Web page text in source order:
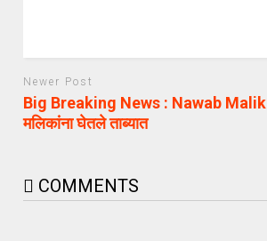
Newer Post
Big Breaking News : Nawab Malik :
मलिकांना घेतले ताब्यात
COMMENTS